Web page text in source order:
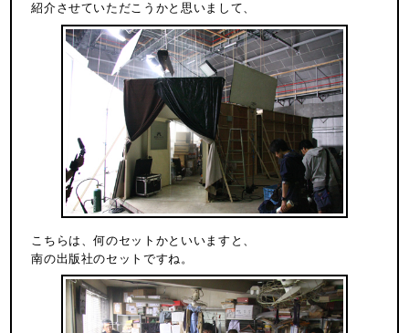
紹介させていただこうかと思いまして、
こちらは、何のセットかといいますと、
南の出版社のセットですね。